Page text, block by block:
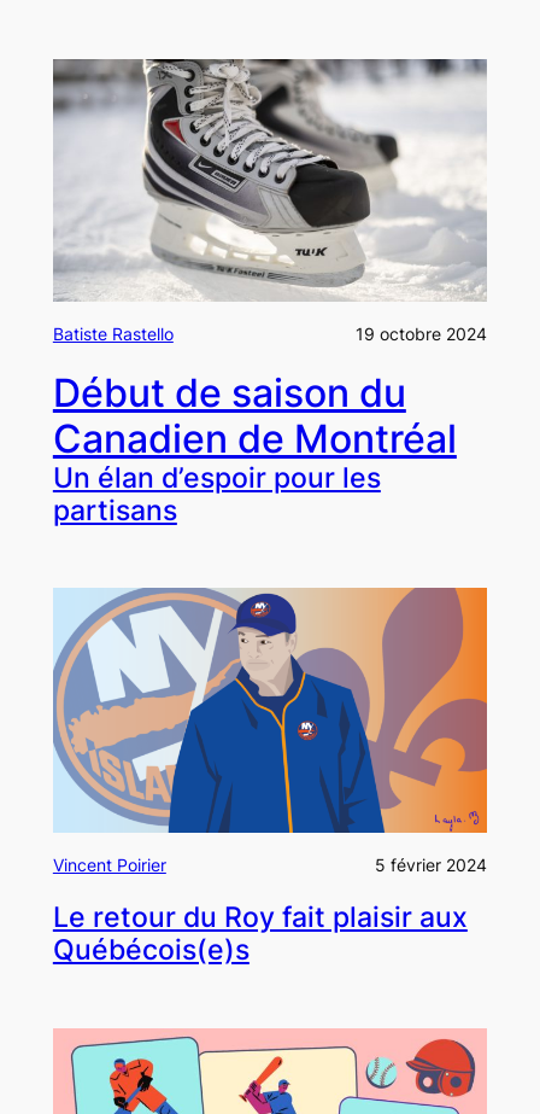
Batiste Rastello 19 octobre 2024
Début de saison du
Canadien de Montréal
Un élan d’espoir pour les
partisans
Vincent Poirier 5 février 2024
Le retour du Roy fait plaisir aux
Québécois(e)s